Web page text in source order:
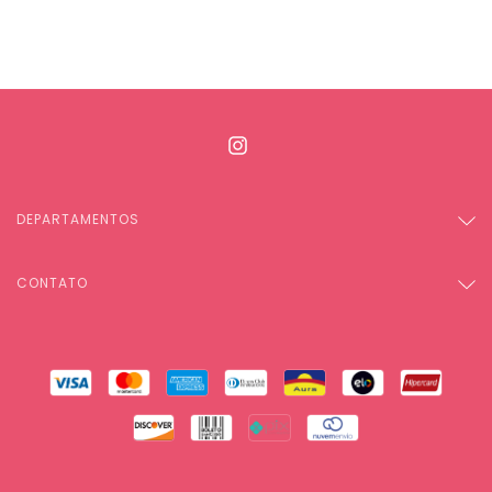
DEPARTAMENTOS
CONTATO